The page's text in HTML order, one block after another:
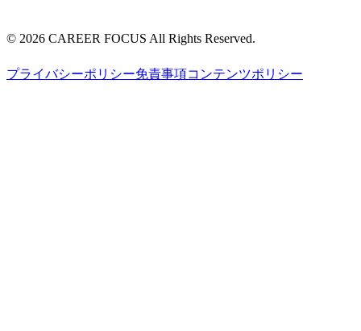
© 2026 CAREER FOCUS All Rights Reserved.
プライバシーポリシー免責事項コンテンツポリシー